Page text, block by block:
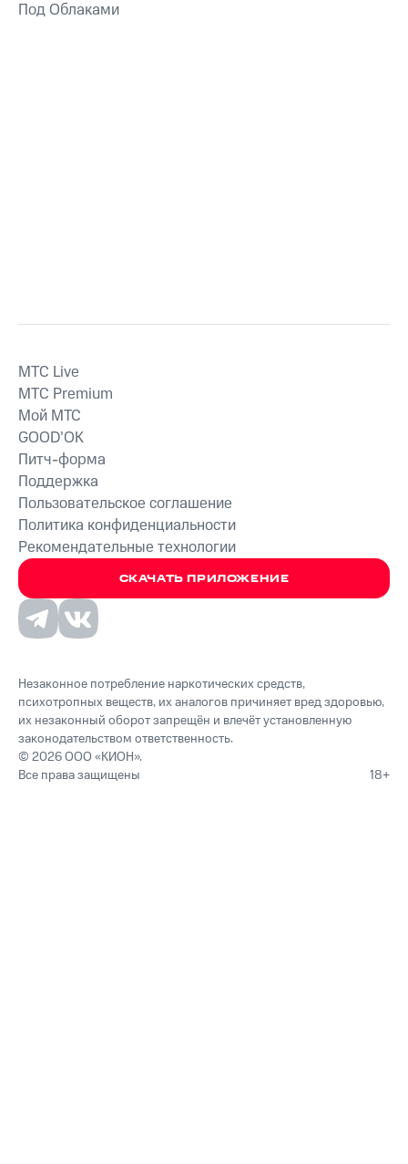
Под Облаками
СКАЧАТЬ ПРИЛОЖЕНИЕ
MTС Live
MTС Premium
Мой МТС
GOOD’OK
Питч-форма
Поддержка
Пользовательское соглашение
Политика конфиденциальности
Рекомендательные технологии
Незаконное потребление наркотических средств,
психотропных веществ, их аналогов причиняет вред здоровью,
их незаконный оборот запрещён и влечёт установленную
законодательством ответственность.
© 2026 ООО «КИОН».
Все права защищены
18+